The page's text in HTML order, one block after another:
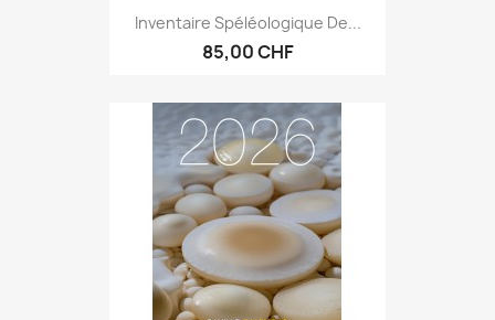
Inventaire Spéléologique De...
85,00 CHF